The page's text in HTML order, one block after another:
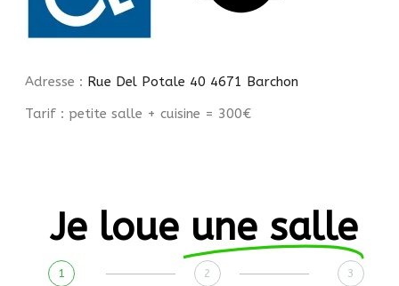
Adresse : Rue Del Potale 40 4671 Barchon
Tarif : petite salle + cuisine = 300€
Je loue une salle
1 2 3